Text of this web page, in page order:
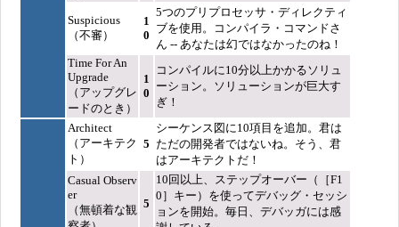
Suspicious
（不審）
1
0
5つのプリプロセッサ・ディレクティ
ブを使用。コンパイラ・コマンドさ
ん -- あなたは幻ではなかったのね！
Time For An
Upgrade
（アップグレ
ードのとき）
1
0
コンパイルに10分以上かかるソリュ
ーション。ソリューションが巨大す
ぎ！
Architect
（アーキテク
ト）
5
シーケンス図に10項目を追加。君は
ただの開発者ではないね。そう、君
はアーキテクトだ！
Casual Observ
er
（無頓着な観 5
10回以上、ステップオーバー（［F1
0］キー）を使ってデバッグ・セッシ
ョンを開始。毎日、デバッガには感